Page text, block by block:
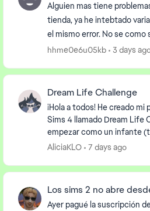
Alguien mas tiene
tienda, ya he intebtado
el mismo error. No se como
hhme0e6u05kb
3 days
Dream Life Challenge
¡Hola a todos! He creado mi primer desafío para Los
Sims 4 llamado Dream Life
empezar como un infante
bajos recursos y mejorar
AliciaKLO 7 days ago
Los sims 2 no abre
Ayer pagué la suscripción